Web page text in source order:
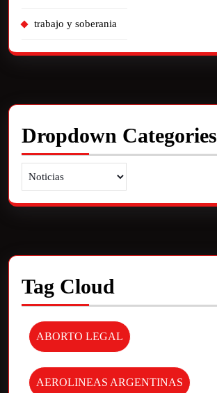
trabajo y soberania
Dropdown Categories
Tag Cloud
ABORTO LEGAL
AEROLINEAS ARGENTINAS